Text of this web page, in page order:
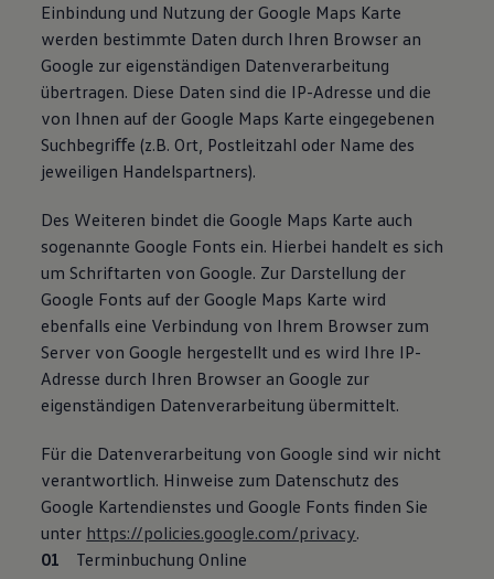
Einbindung und Nutzung der Google Maps Karte
werden bestimmte Daten durch Ihren Browser an
Google zur eigenständigen Datenverarbeitung
übertragen. Diese Daten sind die IP-Adresse und die
von Ihnen auf der Google Maps Karte eingegebenen
Suchbegriﬀe (z.B. Ort, Postleitzahl oder Name des
jeweiligen Handelspartners).
Des Weiteren bindet die Google Maps Karte auch
sogenannte Google Fonts ein. Hierbei handelt es sich
um Schriftarten von Google. Zur Darstellung der
Google Fonts auf der Google Maps Karte wird
ebenfalls eine Verbindung von Ihrem Browser zum
Server von Google hergestellt und es wird Ihre IP-
Adresse durch Ihren Browser an Google zur
eigenständigen Datenverarbeitung übermittelt.
Für die Datenverarbeitung von Google sind wir nicht
verantwortlich. Hinweise zum Datenschutz des
Google Kartendienstes und Google Fonts ﬁnden Sie
unter https://policies.google.com/privacy.
Terminbuchung Online